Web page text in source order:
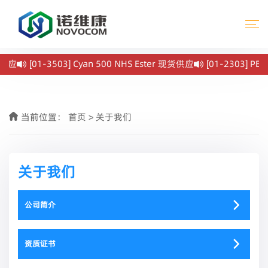
[01-3503] Cyan 500 NHS Ester 现货供应 [01-2303] PET
当前位置： 首页 > 关于我们
关于我们
公司简介
资质证书